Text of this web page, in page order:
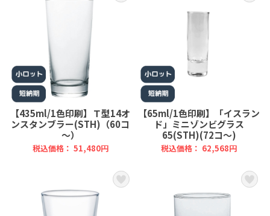
【435ml/1色印刷】Ｔ型14オ
ンスタンブラー(STH)（60コ
～）
税込価格： 51,480円
【65ml/1色印刷】「イスラン
ド」ミニゾンビグラス
65(STH)(72コ～)
税込価格： 62,568円